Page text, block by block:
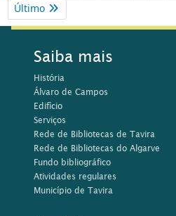
Último
Saiba mais
História
Álvaro de Campos
Edifício
Serviços
Rede de Bibliotecas de Tavira
Rede de Bibliotecas do Algarve
Fundo bibliográfico
Atividades regulares
Município de Tavira